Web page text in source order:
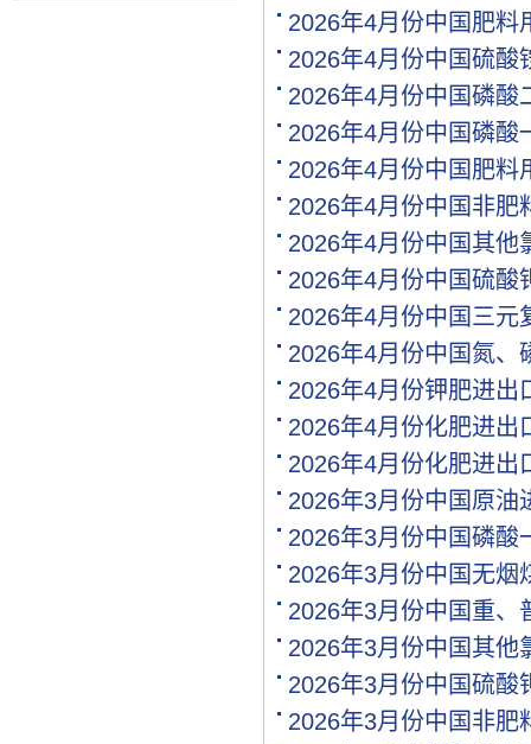
2026年4月份中国肥料
2026年4月份中国硫酸
2026年4月份中国磷酸
2026年4月份中国磷酸
2026年4月份中国肥料
2026年4月份中国非肥
2026年4月份中国其他
2026年4月份中国硫酸
2026年4月份中国三元
2026年4月份中国氮、
2026年4月份钾肥进出
2026年4月份化肥进出
2026年4月份化肥进出
2026年3月份中国原油
2026年3月份中国磷酸
2026年3月份中国无烟
2026年3月份中国重、
2026年3月份中国其他
2026年3月份中国硫酸
2026年3月份中国非肥